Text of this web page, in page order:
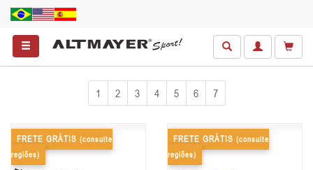
1 2 3 4 5 6 7
FRETE GRÁTIS (consulte
regiões)
FRETE GRÁTIS (consulte
regiões)